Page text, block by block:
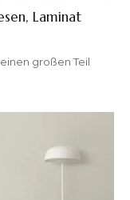
Laminat
großen Teil